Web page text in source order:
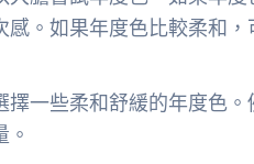
。如果年度色比較柔和，
擇一些柔和舒緩的年度色